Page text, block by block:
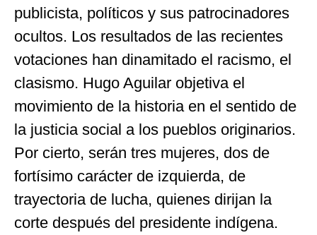
publicista, políticos y sus patrocinadores
ocultos. Los resultados de las recientes
votaciones han dinamitado el racismo, el
clasismo. Hugo Aguilar objetiva el
movimiento de la historia en el sentido de
la justicia social a los pueblos originarios.
Por cierto, serán tres mujeres, dos de
fortísimo carácter de izquierda, de
trayectoria de lucha, quienes dirijan la
corte después del presidente indígena.